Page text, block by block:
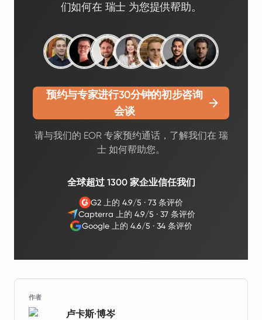
们如何在 瑞士 为您提供帮助。
预约与专家进行30分钟的初步咨询
会谈
请与我们的 EOR 专家预约通话，了解我们在 瑞
士 如何帮助您。
全球超过 1300 家企业信任我们
G2 上的 4.9/5 ·73 条评价
Capterra 上的 4.9/5 ·37 条评价
Google 上的 4.6/5 · 34 条评价
作者
卢卡斯·博岑